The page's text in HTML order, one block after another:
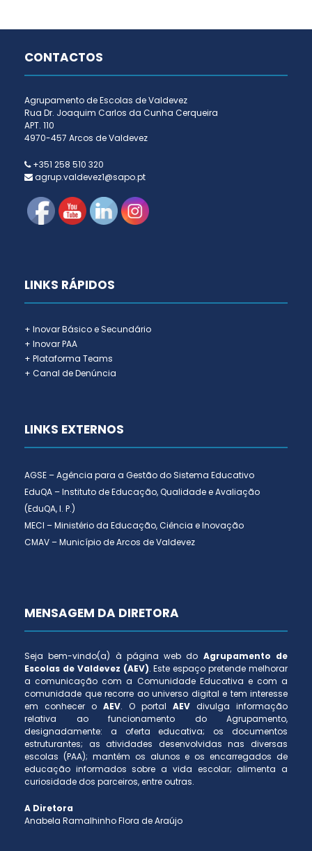
CONTACTOS
Agrupamento de Escolas de Valdevez
Rua Dr. Joaquim Carlos da Cunha Cerqueira
APT. 110
4970-457 Arcos de Valdevez
+351 258 510 320
agrup.valdevez1@sapo.pt
LINKS RÁPIDOS
+ Inovar Básico e Secundário
+ Inovar PAA
+ Plataforma Teams
+ Canal de Denúncia
LINKS EXTERNOS
AGSE – Agência para a Gestão do Sistema Educativo
EduQA – Instituto de Educação, Qualidade e Avaliação
(EduQA, I. P.)
MECI – Ministério da Educação, Ciência e Inovação
CMAV – Município de Arcos de Valdevez
MENSAGEM DA DIRETORA
Seja bem-vindo(a) à página web do Agrupamento de
Escolas de Valdevez (AEV). Este espaço pretende melhorar
a comunicação com a Comunidade Educativa e com a
comunidade que recorre ao universo digital e tem interesse
em conhecer o AEV. O portal AEV divulga informação
relativa ao funcionamento do Agrupamento,
designadamente: a oferta educativa; os documentos
estruturantes; as atividades desenvolvidas nas diversas
escolas (PAA); mantém os alunos e os encarregados de
educação informados sobre a vida escolar; alimenta a
curiosidade dos parceiros, entre outras.
A Diretora
Anabela Ramalhinho Flora de Araújo